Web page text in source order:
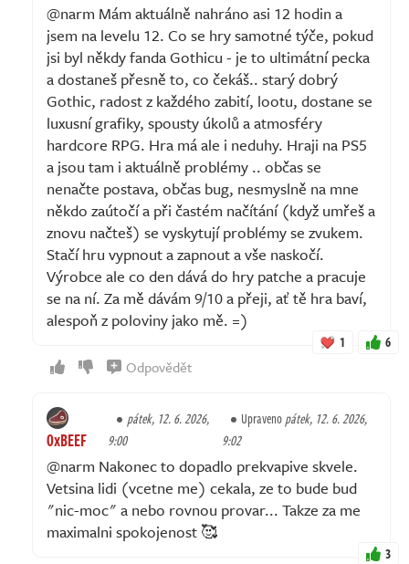
@narm Mám aktuálně nahráno asi 12 hodin a
jsem na levelu 12. Co se hry samotné týče, pokud
jsi byl někdy fanda Gothicu - je to ultimátní pecka
a dostaneš přesně to, co čekáš.. starý dobrý
Gothic, radost z každého zabití, lootu, dostane se
luxusní grafiky, spousty úkolů a atmosféry
hardcore RPG. Hra má ale i neduhy. Hraji na PS5
a jsou tam i aktuálně problémy .. občas se
nenačte postava, občas bug, nesmyslně na mne
někdo zaútočí a při častém načítání (když umřeš a
znovu načteš) se vyskytují problémy se zvukem.
Stačí hru vypnout a zapnout a vše naskočí.
Výrobce ale co den dává do hry patche a pracuje
se na ní. Za mě dávám 9/10 a přeji, ať tě hra baví,
alespoň z poloviny jako mě. =)
1 6
Odpovědět
0xBEEF
pátek, 12. 6. 2026,
9:00
Upravenopátek, 12. 6. 2026,
9:02
@narm Nakonec to dopadlo prekvapive skvele.
Vetsina lidi (vcetne me) cekala, ze to bude bud
"nic-moc" a nebo rovnou provar... Takze za me
maximalni spokojenost 🥰
3